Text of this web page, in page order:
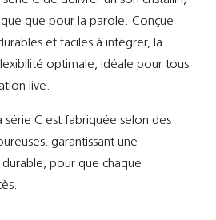
que pour la parole. Conçue
et faciles à intégrer, la
optimale, idéale pour tous
live.
série C est fabriquée selon des
garantissant une
pour que chaque